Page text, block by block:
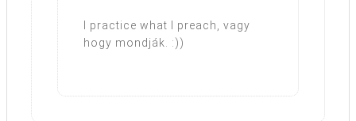
I practice what I preach, vagy
hogy mondják. :))